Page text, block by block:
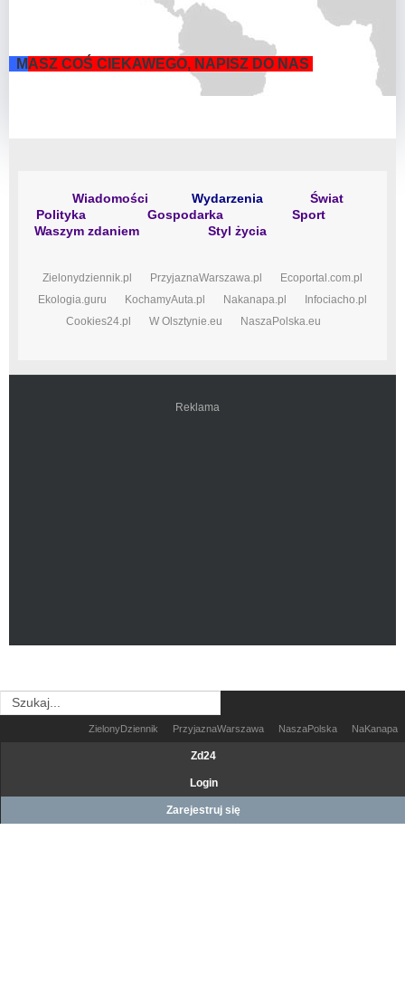
MASZ COŚ CIEKAWEGO, NAPISZ DO NAS
Wiadomości Wydarzenia
Świat
Polityka
Gospodarka
Sport
Waszym zdaniem
Styl życia
Zielonydziennik.pl PrzyjaznaWarszawa.pl
Ecoportal.com.pl
Ekologia.guru
KochamyAuta.pl Nakanapa.pl
Infociacho.pl
Cookies24.pl
W Olsztynie.eu NaszaPolska.eu
Reklama
ZielonyDziennik PrzyjaznaWarszawa NaszaPolska NaKanapa
Zd24
Login
Zarejestruj się